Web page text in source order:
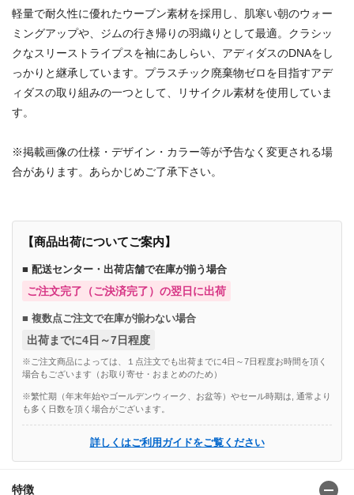
軽量で耐久性に優れたウーブン素材を採用し、肌寒い朝のウォー
ミングアップや、ジムの行き帰りの羽織りとして最適。クラシッ
クなスリーストライプスを袖にあしらい、アディダスのDNAをし
っかりと継承しています。プラスチック廃棄物ゼロを目指すアデ
ィダスの取り組みの一つとして、リサイクル素材を使用していま
す。
※掲載画像の仕様・デザイン・カラー等が予告なく変更される場
合があります。あらかじめご了承下さい。
【商品出荷についてご案内】
■ 配送センター・出荷店舗で在庫が揃う場合
ご注文完了（ご決済完了）の翌日に出荷
■ 複数点ご注文で在庫が揃わない場合
出荷までに4日～7日程度
※ご注文商品によっては、１点注文でも出荷までに4日～7日程度お時間を頂く
場合もございます（お取り寄せ・おまとめのため）
※繁忙期（年末年始やゴールデンウィーク、お盆等）やセール時期は, 通常より
も多く日数を頂く場合がございます。
詳しくはご利用ガイドをご覧ください
特徴